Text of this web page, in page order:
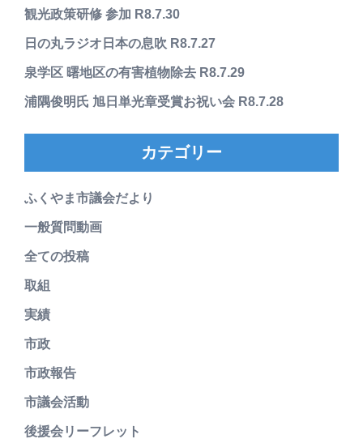
観光政策研修 参加 R8.7.30
日の丸ラジオ日本の息吹 R8.7.27
泉学区 曙地区の有害植物除去 R8.7.29
浦隅俊明氏 旭日単光章受賞お祝い会 R8.7.28
カテゴリー
ふくやま市議会だより
一般質問動画
全ての投稿
取組
実績
市政
市政報告
市議会活動
後援会リーフレット